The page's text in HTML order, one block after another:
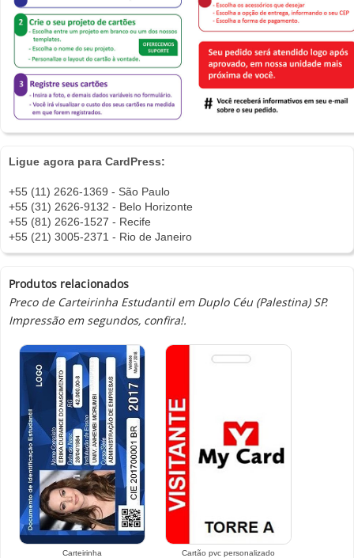
Ligue agora para CardPress:
+55 (11) 2626-1369 - São Paulo
+55 (31) 2626-9132 - Belo Horizonte
+55 (81) 2626-1527 - Recife
+55 (21) 3005-2371 - Rio de Janeiro
Produtos relacionados
Preco de Carteirinha Estudantil em Duplo Céu (Palestina) SP.
Impressão em segundos, confira!.
Carteirinha
Cartão pvc personalizado